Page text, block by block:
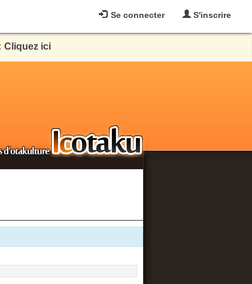
Se connecter S'inscrire
Cliquez ici